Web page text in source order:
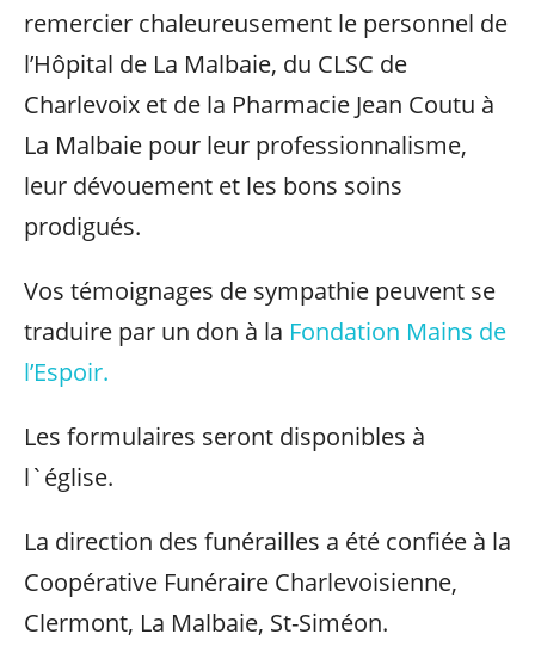
remercier chaleureusement le personnel de
l’Hôpital de La Malbaie, du CLSC de
Charlevoix et de la Pharmacie Jean Coutu à
La Malbaie pour leur professionnalisme,
leur dévouement et les bons soins
prodigués.
Vos témoignages de sympathie peuvent se
traduire par un don à la Fondation Mains de
l’Espoir.
Les formulaires seront disponibles à
l`église.
La direction des funérailles a été confiée à la
Coopérative Funéraire Charlevoisienne,
Clermont, La Malbaie, St-Siméon.